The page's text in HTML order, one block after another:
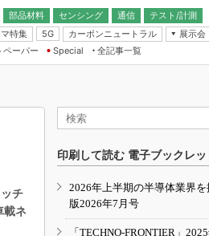
部品材料 センシング
通信
テスト/計測
特集
5G カーボンニュートラル
展示会
IoT・エッジコンピューティング
EXPO
TECHNO-FRONTIER
人とくるま展
ペーパー
Special
全記事一覧
チ
載ネ
印刷して読む 電子ブックレッ
2026年上半期の半導体業界
版2026年7月号
「TECHNO-FRONTIER」